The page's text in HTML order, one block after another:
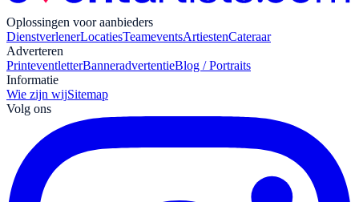
Oplossingen voor aanbieders
DienstverlenerLocatiesTeameventsArtiestenCateraar
Adverteren
PrinteventletterBanneradvertentieBlog / Portraits
Informatie
Wie zijn wijSitemap
Volg ons